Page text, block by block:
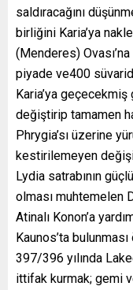
saldıracağını
birliğini Karia’ya
(Menderes)
piyade ve400
Karia’ya geçecekmiş
değiştirip tamamen
Phrygia’sı üzerine
kestirilemeyen
Lydia satrabının
olması muhtemelen
Atinalı Konon’a
Kaunos’ta
397/396 yılında
ittifak kurmak; gemi